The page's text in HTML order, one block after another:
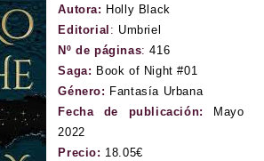
Autora: Holly Black
Editorial : Umbriel
Nº de páginas: 416
Saga: Book of Night #01
Género: Fantasía Urbana
Fecha de publicación:
Mayo
2022
Precio: 18.05€